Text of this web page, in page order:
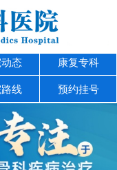
态 康复专科
线 预约挂号